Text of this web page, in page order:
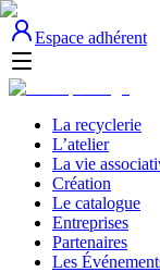
Espace adhérent
La recyclerie
L’atelier
La vie
Création
Le catalogue
Entreprises
Partenaires
Les